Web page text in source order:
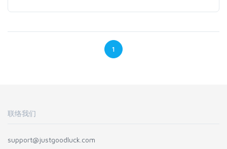
1
联络我们
support@justgoodluck.com